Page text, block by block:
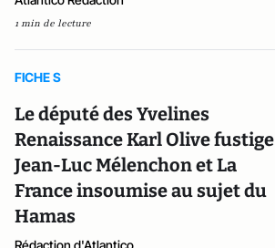
1 min de lecture
FICHE S
Le député des Yvelines
Renaissance Karl Olive fustige
Jean-Luc Mélenchon et La
France insoumise au sujet du
Hamas
Rédaction d'Atlantico